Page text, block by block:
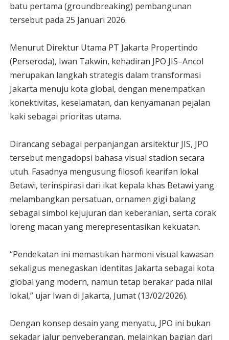
batu pertama (groundbreaking) pembangunan
tersebut pada 25 Januari 2026.
Menurut Direktur Utama PT Jakarta Propertindo
(Perseroda), Iwan Takwin, kehadiran JPO JIS–Ancol
merupakan langkah strategis dalam transformasi
Jakarta menuju kota global, dengan menempatkan
konektivitas, keselamatan, dan kenyamanan pejalan
kaki sebagai prioritas utama.
Dirancang sebagai perpanjangan arsitektur JIS, JPO
tersebut mengadopsi bahasa visual stadion secara
utuh. Fasadnya mengusung filosofi kearifan lokal
Betawi, terinspirasi dari ikat kepala khas Betawi yang
melambangkan persatuan, ornamen gigi balang
sebagai simbol kejujuran dan keberanian, serta corak
loreng macan yang merepresentasikan kekuatan.
“Pendekatan ini memastikan harmoni visual kawasan
sekaligus menegaskan identitas Jakarta sebagai kota
global yang modern, namun tetap berakar pada nilai
lokal,” ujar Iwan di Jakarta, Jumat (13/02/2026).
Dengan konsep desain yang menyatu, JPO ini bukan
sekadar jalur penyeberangan, melainkan bagian dari